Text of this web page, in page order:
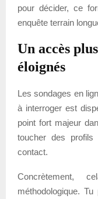
pour décider, ce
enquête terrain
Un accès
éloignés
Les sondages en
à interroger est
point fort majeur
toucher des
contact.
Concrètement,
méthodologique.